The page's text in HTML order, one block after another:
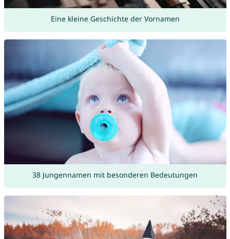
Eine kleine Geschichte der Vornamen
38 Jungennamen mit besonderen Bedeutungen